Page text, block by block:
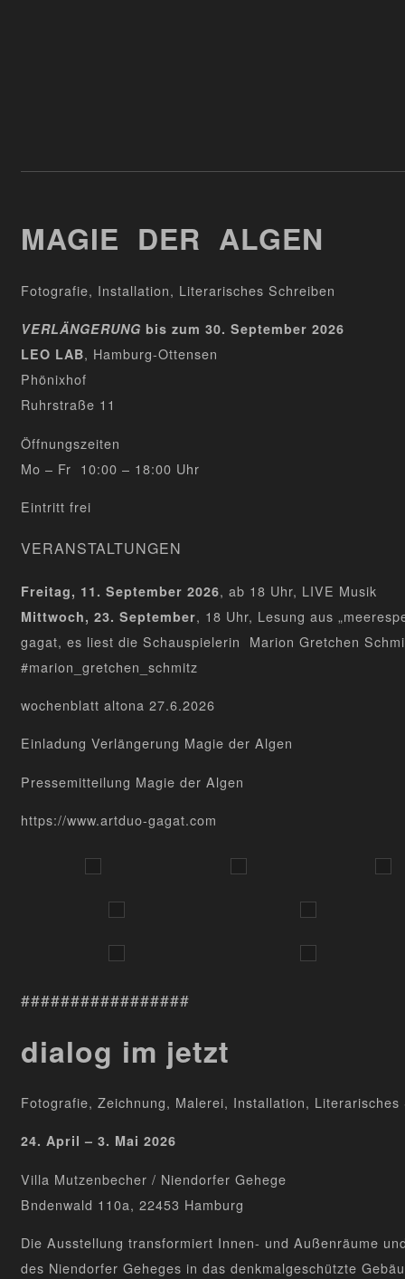
MAGIE DER ALGEN
Fotografie, Installation, Literarisches Schreiben
VERLÄNGERUNG bis zum 30. September 2026
LEO LAB, Hamburg-Ottensen
Phönixhof
Ruhrstraße 11
Öffnungszeiten
Mo – Fr 10:00 – 18:00 Uhr
Eintritt frei
VERANSTALTUNGEN
Freitag, 11. September 2026, ab 18 Uhr, LIVE Musik
Mittwoch, 23. September, 18 Uhr, Lesung aus
gagat, es liest die Schauspielerin Marion Gretchen
#marion_gretchen_schmitz
wochenblatt altona 27.6.2026
Einladung Verlängerung Magie der Algen
Pressemitteilung Magie der Algen
https://www.artduo-gagat.com
#################
dialog im jetzt
Fotografie, Zeichnung, Malerei, Installation, Literarisches
24. April – 3. Mai 2026
Villa Mutzenbecher / Niendorfer Gehege
Bndenwald 110a, 22453 Hamburg
Die Ausstellung transformiert Innen- und Außenräume
des Niendorfer Geheges in das denkmalgeschützte